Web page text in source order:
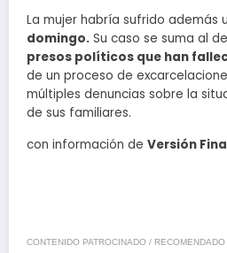
La mujer habría sufrido además
domingo. Su caso se suma al de
presos políticos que han
de un proceso de
múltiples denuncias sobre la
de sus familiares.
con información de Versión
CONTENIDO PATROCINADO / RECOMENDADO